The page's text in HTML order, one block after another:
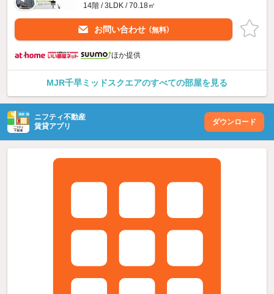
14階 / 3LDK / 70.18㎡
お問い合わせ （無料）
ほか提供
MJR千早ミッドスクエアのすべての部屋を見る
ニフティ不動産
賃貸アプリ
ダウンロード